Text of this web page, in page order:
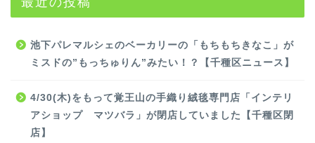
池下パレマルシェのベーカリーの「もちもちきなこ」が
ミスドの”もっちゅりん”みたい！？【千種区ニュース】
4/30(木)をもって覚王山の手織り絨毯専門店「インテリ
アショップ マツバラ」が閉店していました【千種区閉
店】